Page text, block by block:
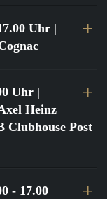
Uhr |
Uhr |
Heinz
Clubhouse Post
- 17.00